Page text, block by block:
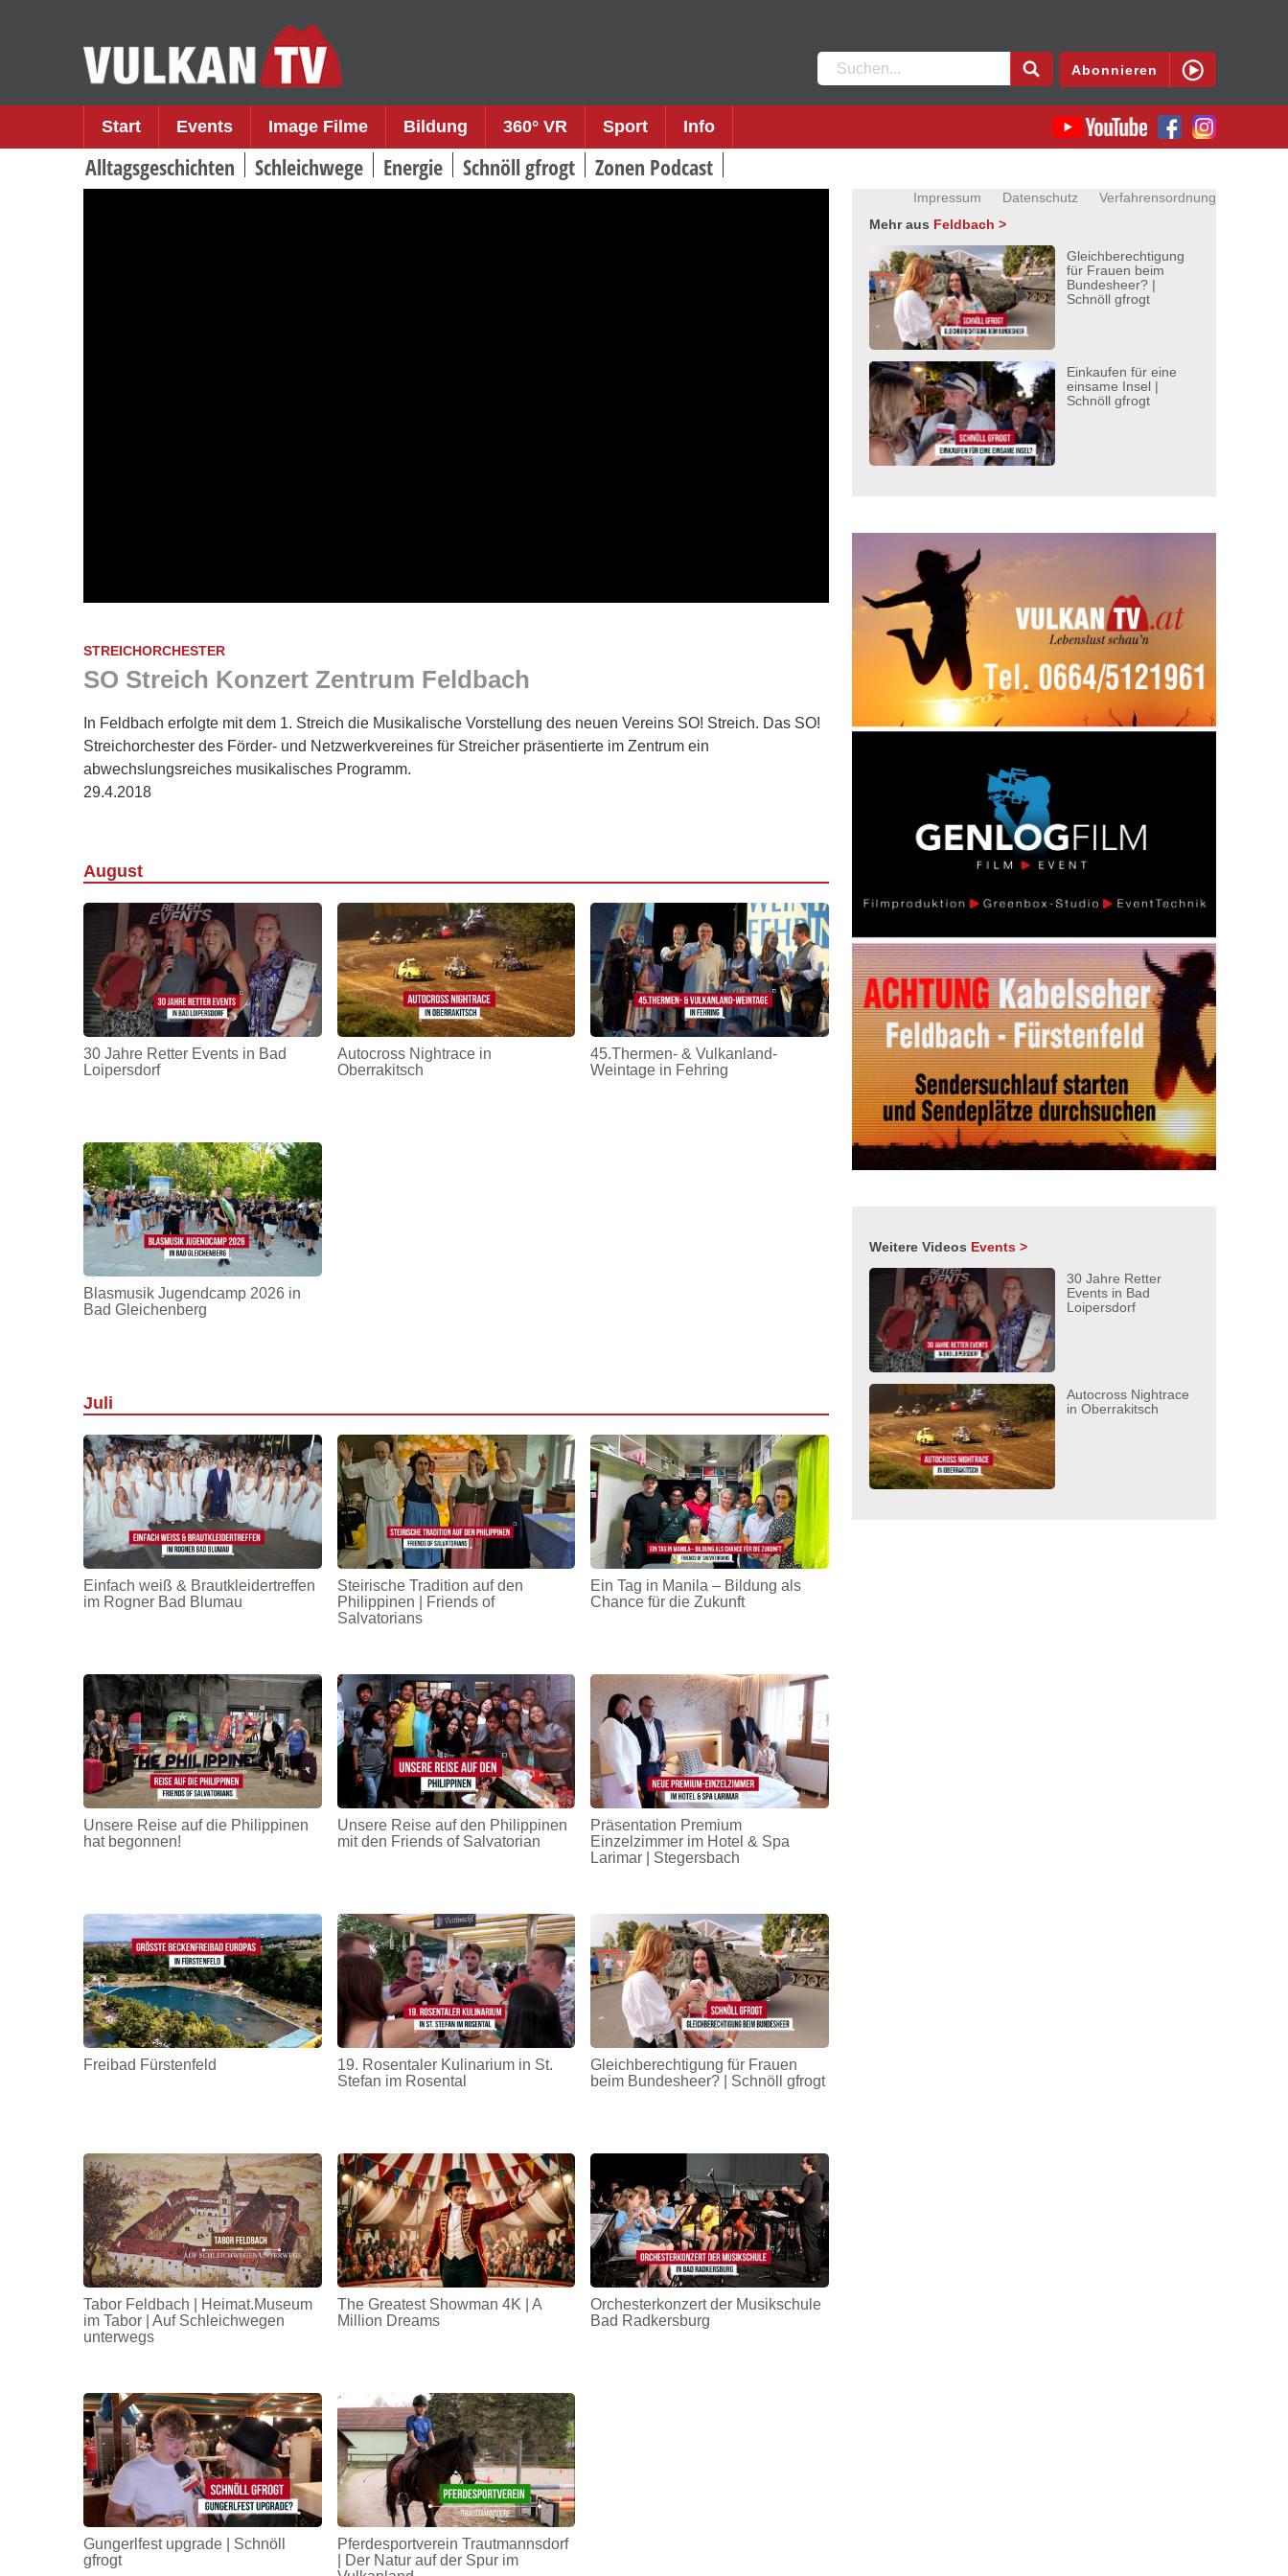
Suchen
nach:
Abonnieren
Start Events Image Filme Bildung 360° VR Sport Info
Alltagsgeschichten Schleichwege Energie Schnöll gfrogt Zonen Podcast
STREICHORCHESTER
SO Streich Konzert Zentrum Feldbach
In Feldbach erfolgte mit dem 1. Streich die Musikalische Vorstellung des neuen Vereins SO! Streich. Das SO!
Streichorchester des Förder- und Netzwerkvereines für Streicher präsentierte im Zentrum ein
abwechslungsreiches musikalisches Programm.
29.4.2018
August
30 Jahre Retter Events in Bad
Loipersdorf
Autocross Nightrace in
Oberrakitsch
45.Thermen- & Vulkanland-
Weintage in Fehring
Blasmusik Jugendcamp 2026 in
Bad Gleichenberg
Juli
Einfach weiß & Brautkleidertreffen
im Rogner Bad Blumau
Steirische Tradition auf den
Philippinen | Friends of
Salvatorians
Ein Tag in Manila – Bildung als
Chance für die Zukunft
Unsere Reise auf die Philippinen
hat begonnen!
Unsere Reise auf den Philippinen
mit den Friends of Salvatorian
Präsentation Premium
Einzelzimmer im Hotel & Spa
Larimar | Stegersbach
Freibad Fürstenfeld
19. Rosentaler Kulinarium in St.
Stefan im Rosental
Gleichberechtigung für Frauen
beim Bundesheer? | Schnöll gfrogt
Tabor Feldbach | Heimat.Museum
im Tabor | Auf Schleichwegen
unterwegs
The Greatest Showman 4K | A
Million Dreams
Orchesterkonzert der Musikschule
Bad Radkersburg
Gungerlfest upgrade | Schnöll
gfrogt
Pferdesportverein Trautmannsdorf
| Der Natur auf der Spur im
Impressum Datenschutz
Verfahrensordnung
Mehr aus Feldbach >
Gleichberechtigung
für Frauen beim
Bundesheer? |
Schnöll gfrogt
Einkaufen für eine
einsame Insel |
Schnöll gfrogt
Weitere Videos Events >
30 Jahre Retter
Events in Bad
Loipersdorf
Autocross Nightrace
in Oberrakitsch